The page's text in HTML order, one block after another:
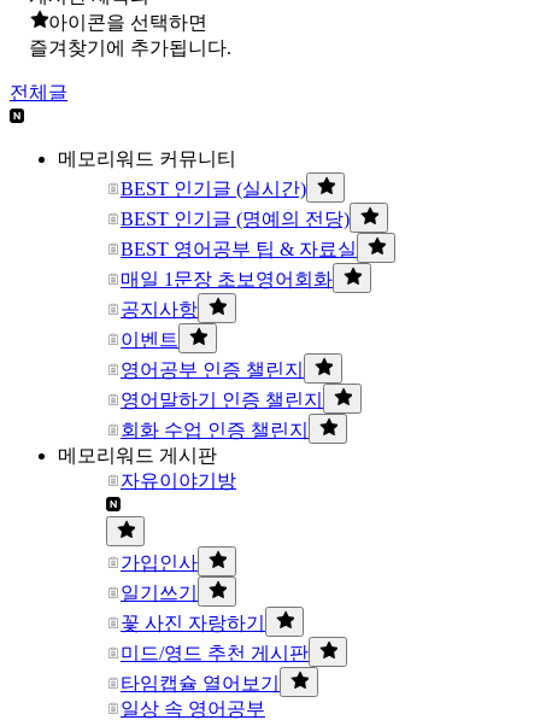
아이콘을 선택하면
즐겨찾기에 추가됩니다.
전체글
메모리워드 커뮤니티
BEST 인기글 (실시간)
BEST 인기글 (명예의 전당)
BEST 영어공부 팁 & 자료실
매일 1문장 초보영어회화
공지사항
이벤트
영어공부 인증 챌린지
영어말하기 인증 챌린지
회화 수업 인증 챌린지
메모리워드 게시판
자유이야기방
가입인사
일기쓰기
꽃 사진 자랑하기
미드/영드 추천 게시판
타임캡슐 열어보기
일상 속 영어공부